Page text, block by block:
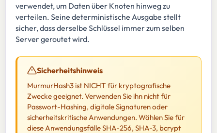
verwendet, um Daten über Knoten hinweg zu
verteilen. Seine deterministische Ausgabe stellt
sicher, dass derselbe Schlüssel immer zum selben
Server geroutet wird.
Sicherheitshinweis
MurmurHash3 ist NICHT für kryptografische
Zwecke geeignet. Verwenden Sie ihn nicht für
Passwort-Hashing, digitale Signaturen oder
sicherheitskritische Anwendungen. Wählen Sie für
diese Anwendungsfälle SHA-256, SHA-3, bcrypt